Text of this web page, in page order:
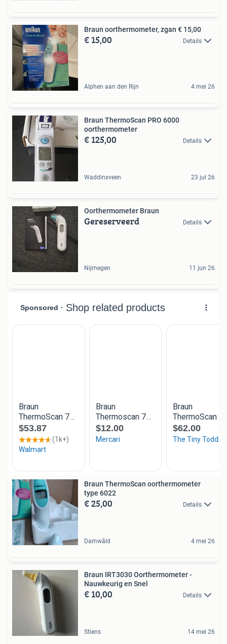
Braun oorthermometer, zgan € 15,00
€ 15,00 Details
Alphen aan den Rijn 4 mei 26
Braun ThermoScan PRO 6000
oorthermometer
€ 125,00 Details
Waddinxveen 23 jul 26
Oorthermometer Braun
Gereserveerd Details
Nijmegen 11 jun 26
Braun ThermoScan oorthermometer
type 6022
€ 25,00 Details
Damwâld 4 mei 26
Braun IRT3030 Oorthermometer -
Nauwkeurig en Snel
€ 10,00 Details
Stiens 14 mei 26